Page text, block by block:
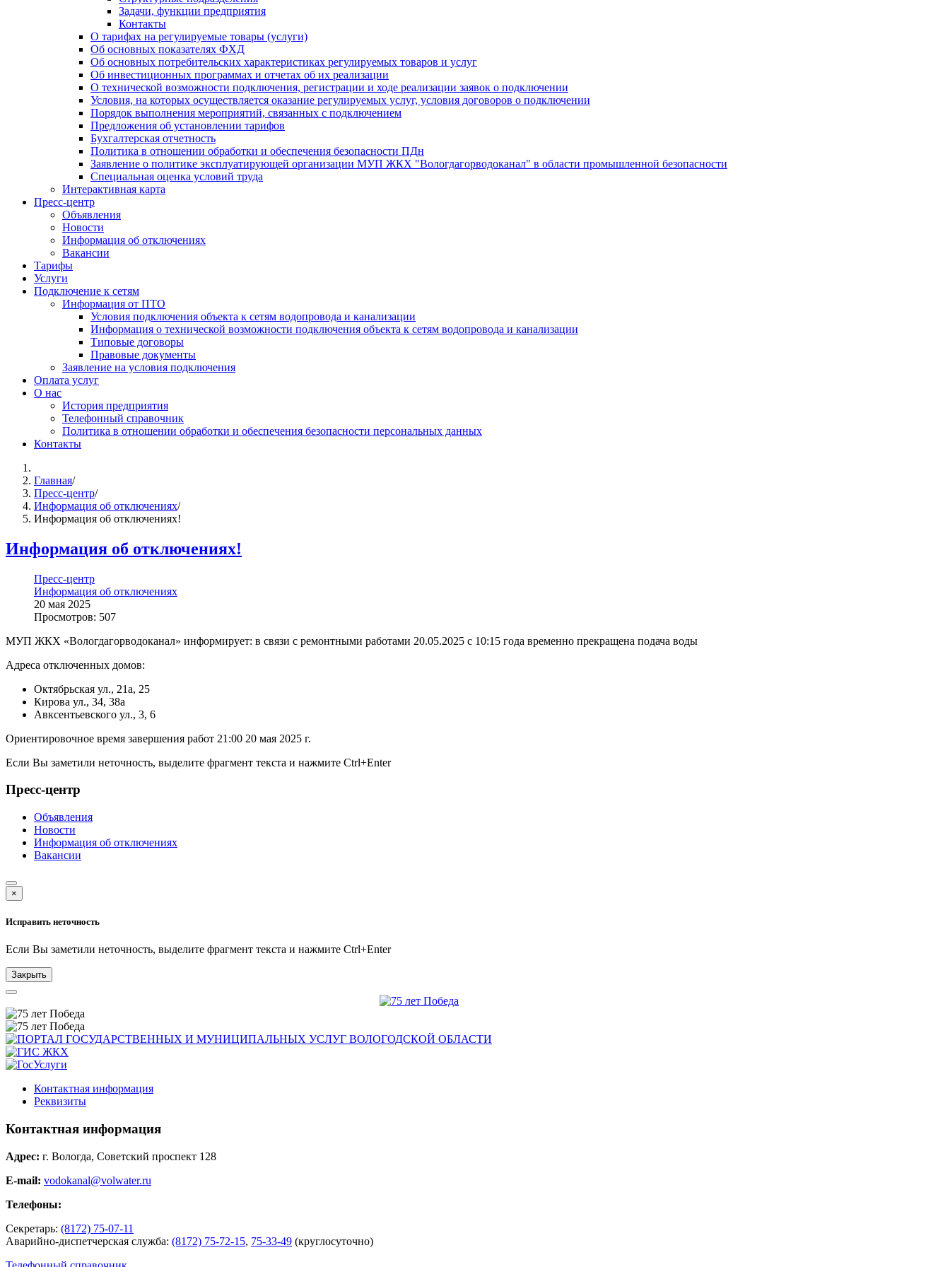
Задачи, функции предприятия
Контакты
О тарифах на регулируемые товары (услуги)
Об основных показателях ФХД
Об основных потребительских характеристиках регулируемых товаров и услуг
Об инвестиционных программах и отчетах об их реализации
О технической возможности подключения, регистрации и ходе реализации заявок о подключении
Условия, на которых осуществляется оказание регулируемых услуг, условия договоров о подключении
Порядок выполнения мероприятий, связанных с подключением
Предложения об установлении тарифов
Бухгалтерская отчетность
Политика в отношении обработки и обеспечения безопасности ПДн
Заявление о политике эксплуатирующей организации МУП ЖКХ "Вологдагорводоканал" в области промышленной безопасности
Специальная оценка условий труда
Интерактивная карта
Пресс-центр
Объявления
Новости
Информация об отключениях
Вакансии
Тарифы
Услуги
Подключение к сетям
Информация от ПТО
Условия подключения объекта к сетям водопровода и канализации
Информация о технической возможности подключения объекта к сетям водопровода и канализации
Типовые договоры
Правовые документы
Заявление на условия подключения
Оплата услуг
О нас
История предприятия
Телефонный справочник
Политика в отношении обработки и обеспечения безопасности персональных данных
Контакты
Главная/
Пресс-центр/
Информация об отключениях/
Информация об отключениях!
Информация об отключениях!
Пресс-центр
Информация об отключениях
20 мая 2025
Просмотров: 507
МУП ЖКХ «Вологдагорводоканал» информирует: в связи с ремонтными работами 20.05.2025 с 10:15 года временно прекращена подача воды
Адреса отключенных домов:
Октябрьская ул., 21а, 25
Кирова ул., 34, 38а
Авксентьевского ул., 3, 6
Ориентировочное время завершения работ 21:00 20 мая 2025 г.
Если Вы заметили неточность, выделите фрагмент текста и нажмите Ctrl+Enter
Пресс-центр
Объявления
Новости
Информация об отключениях
Вакансии
×
Исправить неточность
Если Вы заметили неточность, выделите фрагмент текста и нажмите Ctrl+Enter
Закрыть
Контактная информация
Реквизиты
Контактная информация
Адрес: г. Вологда, Советский проспект 128
E-mail: vodokanal@volwater.ru
Телефоны:
Секретарь: (8172) 75-07-11
Аварийно-диспетчерская служба: (8172) 75-72-15, 75-33-49 (круглосуточно)